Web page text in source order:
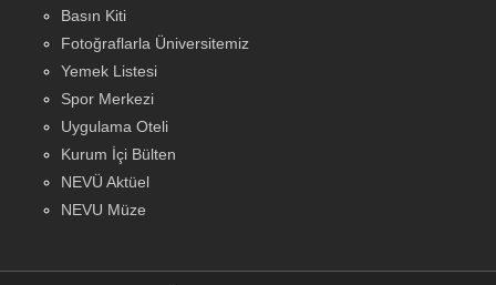
Basın Kiti
Fotoğraflarla Üniversitemiz
Yemek Listesi
Spor Merkezi
Uygulama Oteli
Kurum İçi Bülten
NEVÜ Aktüel
NEVU Müze